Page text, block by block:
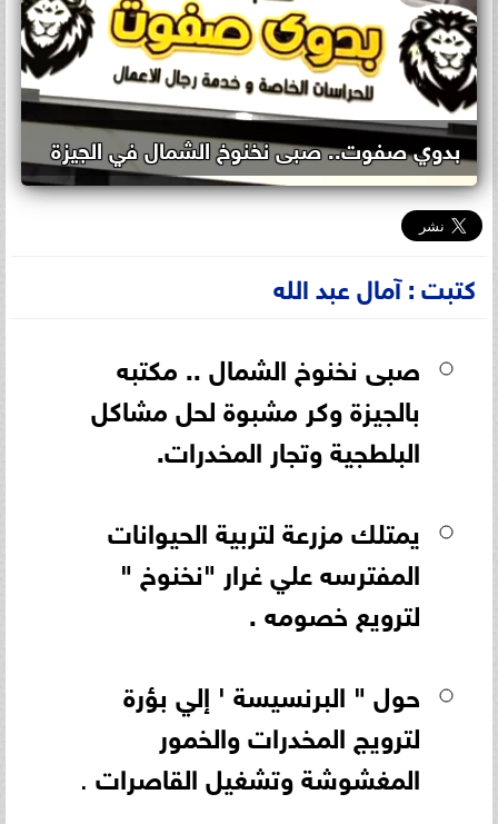
بدوي صفوت.. صبى نخنوخ الشمال في الجيزة
كتبت : آمال عبد الله
صبى نخنوخ الشمال .. مكتبه
بالجيزة وكر مشبوة لحل مشاكل
البلطجية وتجار المخدرات.
يمتلك مزرعة لتربية الحيوانات
المفترسه علي غرار "نخنوخ "
لترويع خصومه .
حول " البرنسيسة ' إلي بؤرة
لترويج المخدرات والخمور
المغشوشةوتشغيلالقاصرات .